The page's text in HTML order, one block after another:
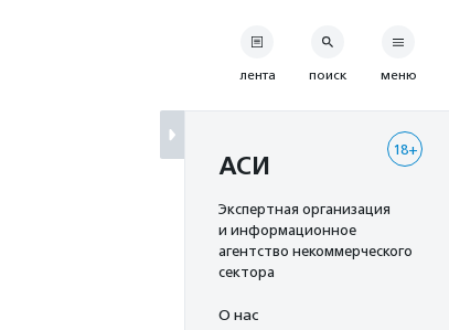
лента поиск меню
18+
АСИ
Экспертная организация
и информационное
агентство некоммерческого
сектора
О нас